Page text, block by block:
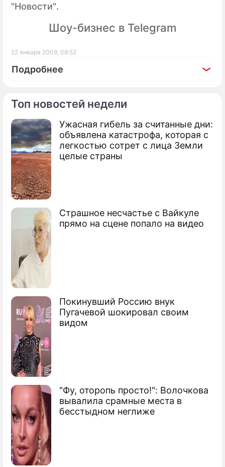
Топ новостей недели
Ужасная гибель за считанные дни:
объявлена катастрофа, которая с
легкостью сотрет с лица Земли
целые страны
Страшное несчастье с Вайкуле
прямо на сцене попало на видео
Покинувший Россию внук
Пугачевой шокировал своим
видом
"Фу, оторопь просто!": Волочкова
вывалила срамные места в
бесстыдном неглиже
"Новости".
Шоу-бизнес в Telegram
22 января 2009, 08:52
Подробнее
По теме
Продолжение: Мировые СМИ
объявили Обаме бойкот
Кастро намерен освободить Кубу
Чавес засекретил приезд Кастро
Кастро приготовил США сенсацию
Сюжеты
Первые лица